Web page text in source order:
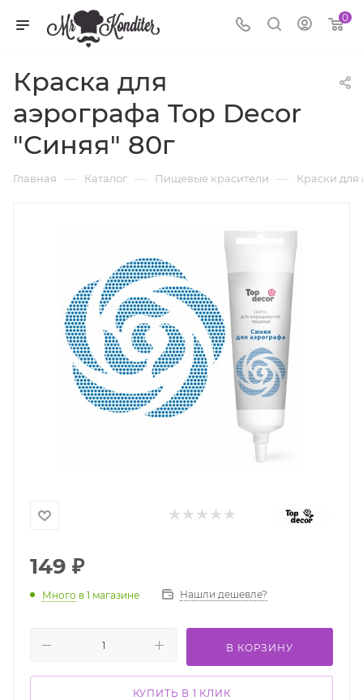
0
Краска для
аэрографа Top Decor
"Синяя" 80г
Главная — Каталог — Пищевые красители — Краски для
149 ₽
Много в 1 магазине Нашли дешевле?
В КОРЗИНУ
КУПИТЬ В 1 КЛИК